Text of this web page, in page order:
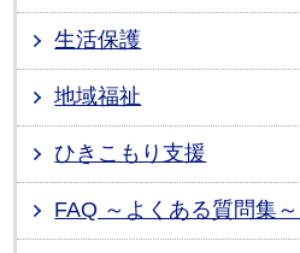
生活保護
地域福祉
ひきこもり支援
FAQ ～よくある質問集